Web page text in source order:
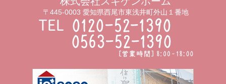
〒445-0003 愛知県西尾市東浅井町外山１番地